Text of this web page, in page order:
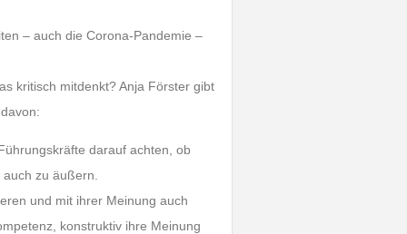
– auch die Corona-Pandemie –
kritisch mitdenkt? Anja Förster gibt
darauf achten, ob
zu äußern.
und mit ihrer Meinung auch
konstruktiv ihre Meinung